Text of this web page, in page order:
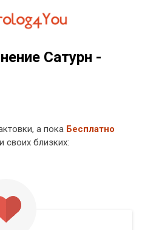
Сатурн -
а пока Бесплатно
своих близких: